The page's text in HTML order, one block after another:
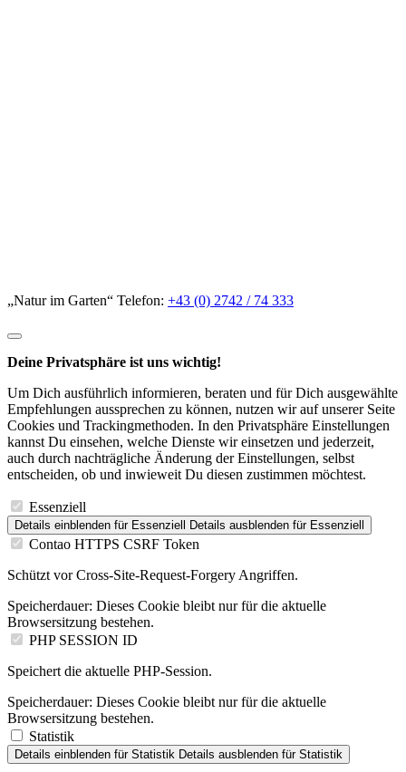
„Natur im Garten“ Telefon: +43 (0) 2742 / 74 333
Deine Privatsphäre ist uns wichtig!
Um Dich ausführlich informieren, beraten und für Dich ausgewählte
Empfehlungen aussprechen zu können, nutzen wir auf unserer Seite
Cookies und Trackingmethoden. In den Privatsphäre Einstellungen
kannst Du einsehen, welche Dienste wir einsetzen und jederzeit,
auch durch nachträgliche Änderung der Einstellungen, selbst
entscheiden, ob und inwieweit Du diesen zustimmen möchtest.
Essenziell
Details einblenden für Essenziell Details ausblenden für Essenziell
Contao HTTPS CSRF Token
Schützt vor Cross-Site-Request-Forgery Angriffen.
Speicherdauer: Dieses Cookie bleibt nur für die aktuelle
Browsersitzung bestehen.
PHP SESSION ID
Speichert die aktuelle PHP-Session.
Speicherdauer: Dieses Cookie bleibt nur für die aktuelle
Browsersitzung bestehen.
Statistik
Details einblenden für Statistik Details ausblenden für Statistik